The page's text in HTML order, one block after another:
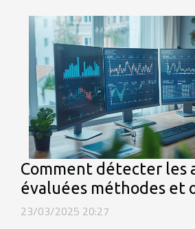
Comment détecter les
évaluées méthodes et
23/03/2025 20:27